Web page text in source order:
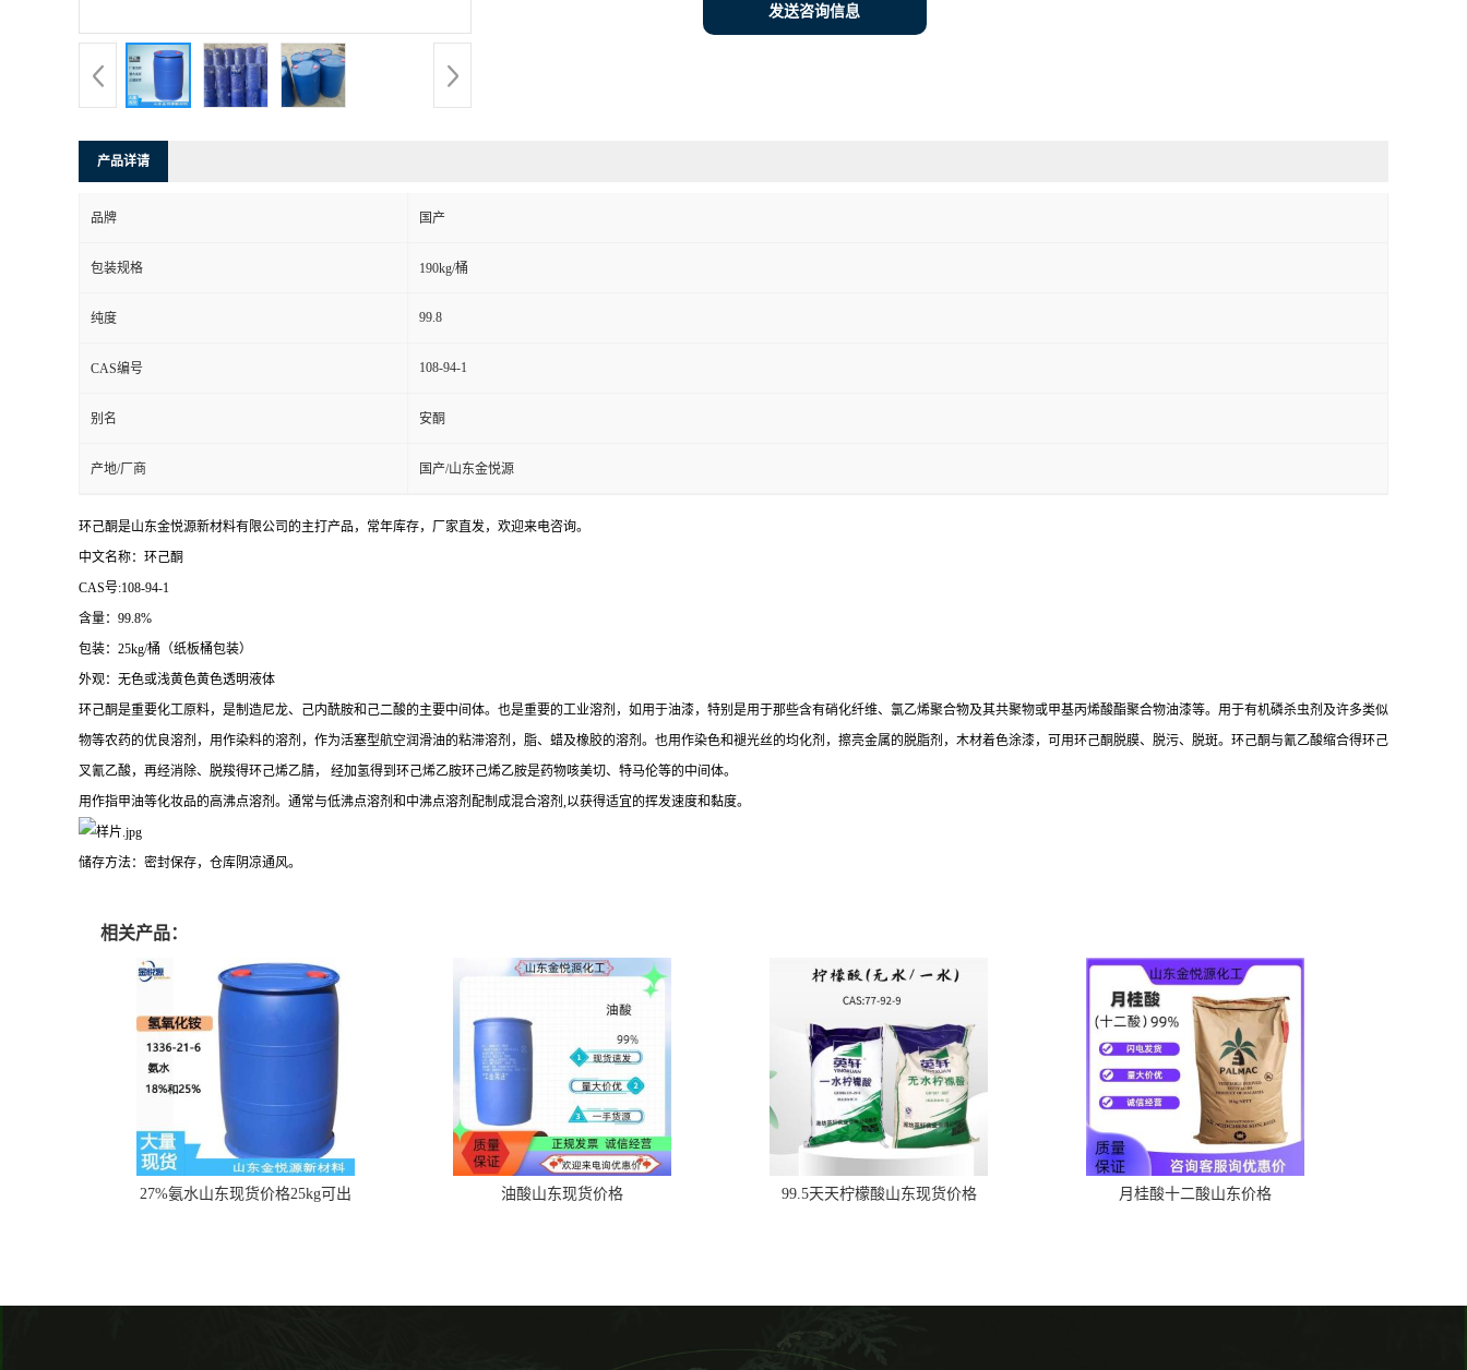
发送咨询信息
产品详请
品牌 国产
包装规格 190kg/桶
纯度 99.8
CAS编号 108-94-1
别名 安酮
产地/厂商 国产/山东金悦源
环己酮是山东金悦源新材料有限公司的主打产品，常年库存，厂家直发，欢迎来电咨询。
中文名称：环己酮
CAS号:108-94-1
含量：99.8%
包装：25kg/桶（纸板桶包装）
外观：无色或浅黄色黄色透明液体
环己酮是重要化工原料，是制造尼龙、己内酰胺和己二酸的主要中间体。也是重要的工业溶剂，如用于油漆，特别是用于那些含有硝化纤维、氯乙烯聚合物及其共聚物或甲基丙烯酸酯聚合物油漆等。用于有机磷杀虫剂及许多类似
物等农药的优良溶剂，用作染料的溶剂，作为活塞型航空润滑油的粘滞溶剂，脂、蜡及橡胶的溶剂。也用作染色和褪光丝的均化剂，擦亮金属的脱脂剂，木材着色涂漆，可用环己酮脱膜、脱污、脱斑。环己酮与氰乙酸缩合得环己
叉氰乙酸，再经消除、脱羧得环己烯乙腈， 经加氢得到环己烯乙胺环己烯乙胺是药物咳美切、特马伦等的中间体。
用作指甲油等化妆品的高沸点溶剂。通常与低沸点溶剂和中沸点溶剂配制成混合溶剂,以获得适宜的挥发速度和黏度。
储存方法：密封保存，仓库阴凉通风。
相关产品：
27%氨水山东现货价格25kg可出 油酸山东现货价格 99.5天天柠檬酸山东现货价格 月桂酸十二酸山东价格